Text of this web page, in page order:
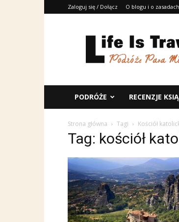
Zaloguj się / Dołącz O blogu i o zasadach
Travel
;)
PODRÓŻE RECENZJE
Strona główna Tagi Kościół
Tag: kościół